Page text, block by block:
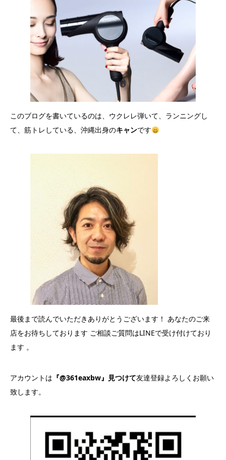
このブログを書いているのは、ウクレレ弾いて、ランニングし
て、筋トレしている、沖縄出身のキャンです
最後まで読んでいただきありがとうございます！ あなたのご来
店をお待ちしております ご相談ご質問はLINEで受け付けており
ます 。
アカウントは 『@361eaxbw』見つけて友達登録よろしくお願い
致します。